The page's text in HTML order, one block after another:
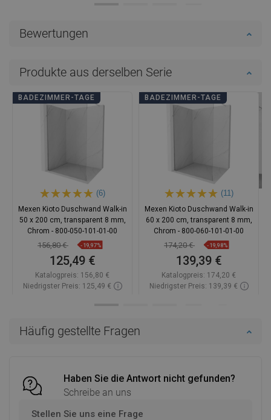
Häufig gestellte Fragen
Haben Sie die Antwort nicht gefunden?
Schreibe an uns
Stellen Sie uns eine Frage
Bewertungen
Produkte aus derselben Serie
BADEZIMMER-TAGE
(6)
Mexen Kioto Duschwand Walk-in
50 x 200 cm, transparent 8 mm,
Chrom - 800-050-101-01-00
156,80 € -19,97%
125,49 €
Katalogpreis: 156,80 €
Niedrigster Preis: 125,49 €
BADEZIMMER-TAGE
(11)
Mexen Kioto Duschwand Walk-in
60 x 200 cm, transparent 8 mm,
Chrom - 800-060-101-01-00
174,20 € -19,98%
139,39 €
Katalogpreis: 174,20 €
Niedrigster Preis: 139,39 €